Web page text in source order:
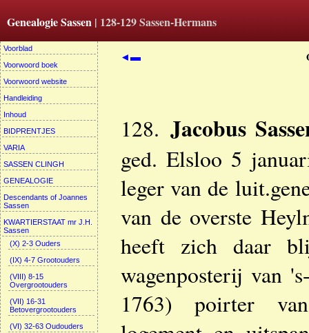
Genealogie Sassen | 128-129 Sassen-Hermans
Voorblad
Voorwoord boek
Voorwoord website
Handleiding
Inhoud
BIDPRENTJES
VARIA
SASSEN CLINGH
GENEALOGIE
Descendants of Joannes
Sassen
KWARTIERSTAAT mr J.H.
Sassen
(X) 2-3 Ouders
(IX) 4-7 Grootouders
(VIII) 8-15
Overgrootouders
(VII) 16-31
Betovergrootouders
(VI) 32-63 Oudouders
◄▬
128. Jacobus
ged. Elsloo 5
leger van de
van de overste
heeft zich daar
wagenposterij van
1763) poirter